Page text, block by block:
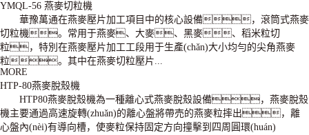
YMQL-56 燕麥切粒機
華豫萬通在燕麥壓片加工項目中的核心設備，滾筒式燕麥
切粒機。常用于燕麥、大麥、黑麥、稻米粒切
粒，特別在燕麥壓片加工工段用于生產(chǎn)大小均勻的尖角燕麥
粒。其中在燕麥切粒壓片...
MORE
HTP-80燕麥脫殼機
HTP80燕麥脫殼機為一種離心式燕麥脫殼設備，燕麥脫殼
機主要通過高速旋轉(zhuǎn)的離心盤將帶売的燕麥粒摔出，離
心盤內(nèi)有導向槽，使麥粒保持固定方向撞擊到四周圓環(huán)